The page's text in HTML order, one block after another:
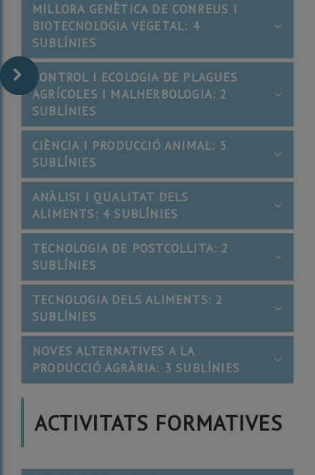
MILLORA GENÈTICA DE CONREUS I
BIOTECNOLOGIA VEGETAL: 4
SUBLÍNIES
CONTROL I ECOLOGIA DE PLAGUES
AGRÍCOLES I MALHERBOLOGIA: 2
SUBLÍNIES
CIÈNCIA I PRODUCCIÓ ANIMAL: 5
SUBLÍNIES
ANÀLISI I QUALITAT DELS
ALIMENTS: 4 SUBLÍNIES
TECNOLOGIA DE POSTCOLLITA: 2
SUBLÍNIES
TECNOLOGIA DELS ALIMENTS: 2
SUBLÍNIES
NOVES ALTERNATIVES A LA
PRODUCCIÓ AGRÀRIA: 3 SUBLÍNIES
ACTIVITATS FORMATIVES